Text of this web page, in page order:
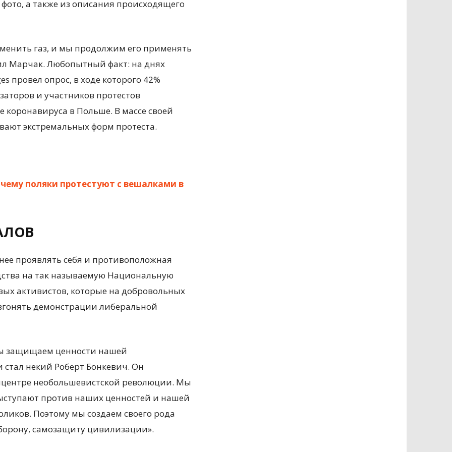
а также из описания происходящего
газ, и мы продолжим его применять
Марчак. Любопытный факт: на днях
провел опрос, в ходе которого 42%
и участников протестов
коронавируса в Польше. В массе своей
экстремальных форм протеста.
поляки протестуют с вешалками в
проявлять себя и противоположная
на так называемую Национальную
активистов, которые на добровольных
демонстрации либеральной
защищаем ценности нашей
некий Роберт Бонкевич. Он
необольшевистской революции. Мы
против наших ценностей и нашей
Поэтому мы создаем своего рода
самозащиту цивилизации».